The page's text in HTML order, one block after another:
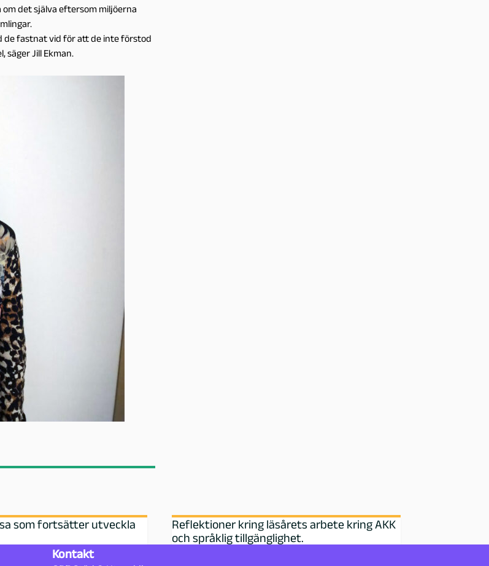
det själva eftersom miljöerna
de fastnat vid för att de inte förstod
säger Jill Ekman.
som fortsätter utveckla
Reflektioner kring läsårets arbete kring AKK
och språklig tillgänglighet.
Kontakt